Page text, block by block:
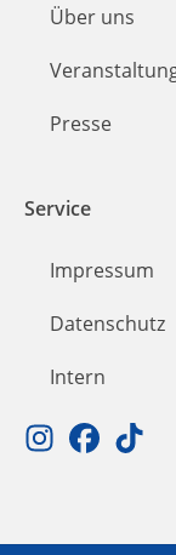
Über uns
Presse
Service
Impressum
Datenschutz
Intern